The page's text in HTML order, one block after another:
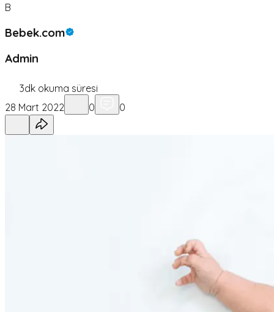
B
Bebek.com
Admin
3dk okuma süresi
28 Mart 2022
0 0